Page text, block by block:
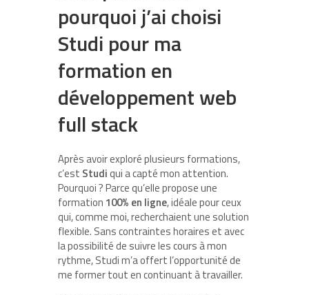
pourquoi j’ai choisi
Studi pour ma
formation en
développement web
full stack
Après avoir exploré plusieurs formations,
c’est Studiqui a capté mon attention.
Pourquoi ? Parce qu’elle propose une
formation 100% en ligne, idéale pour ceux
qui, comme moi, recherchaient une solution
flexible. Sans contraintes horaires et avec
la possibilité de suivre les cours à mon
rythme, Studi m’a offert l’opportunité de
me former tout en continuant à travailler.